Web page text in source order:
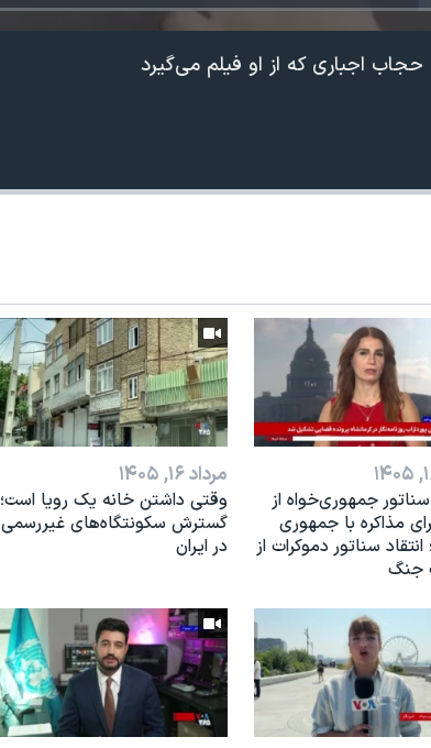
حجاب اجباری که از او فیلم می‌گیرد
جمهوری‌خواه از
مذاکره با جمهوری
سناتور دموکرات از
جنگ
مرداد ۱۶, ۱۴۰۵
وقتی داشتن خانه یک رویا است؛
گسترش سکونتگاه‌های غیررسمی
در ایران